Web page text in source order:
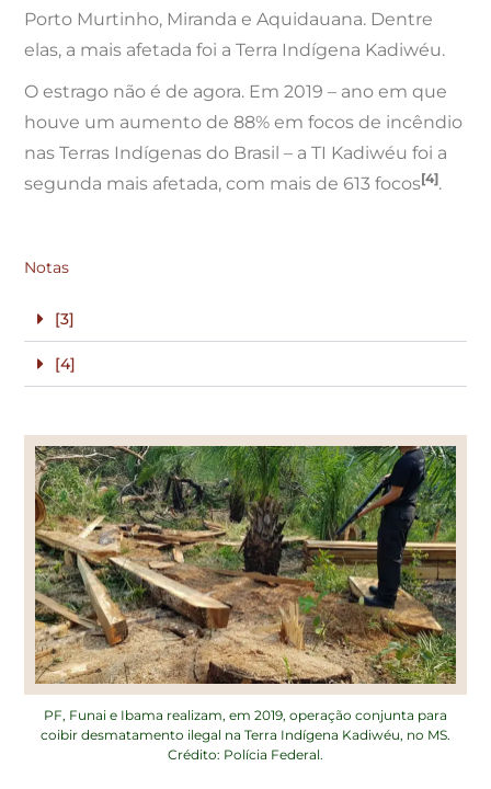
Porto Murtinho, Miranda e Aquidauana. Dentre
elas, a mais afetada foi a Terra Indígena Kadiwéu.
O estrago não é de agora. Em 2019 – ano em que
houve um aumento de 88% em focos de incêndio
nas Terras Indígenas do Brasil – a TI Kadiwéu foi a
segunda mais afetada, com mais de 613 focos[4].
Notas
[3]
[4]
PF, Funai e Ibama realizam, em 2019, operação conjunta para
coibir desmatamento ilegal na Terra Indígena Kadiwéu, no MS.
Crédito: Polícia Federal.